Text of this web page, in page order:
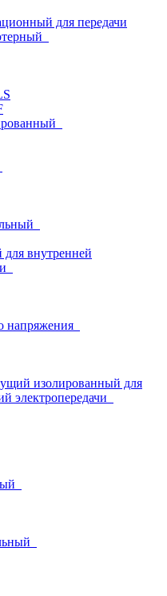
для передачи
внутренней
напряжения
изолированный для
электропередачи